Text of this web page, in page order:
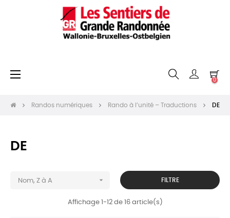
Basculer
☰
0
Randos numériques Rando à l’unité – Traductions DE
DE
Nom, Z à A  FILTRE
Affichage 1-12 de 16 article(s)